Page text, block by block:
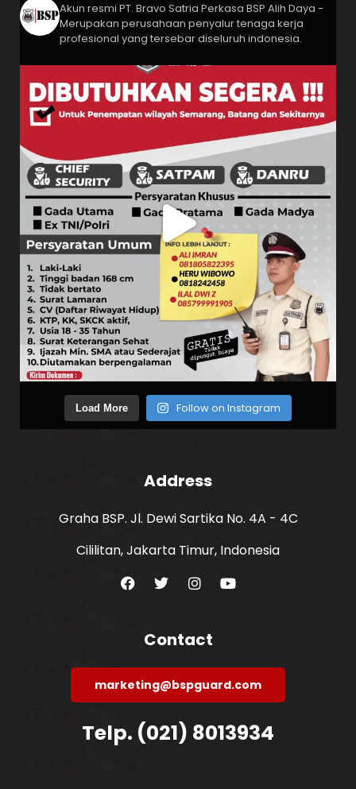
Akun resmi PT. Bravo Satria Perkasa BSP Alih Daya -
Merupakan perusahaan penyalur tenaga kerja
profesional yang tersebar diseluruh indonesia.
Load More Follow on Instagram
Address
Graha BSP. Jl. Dewi Sartika No. 4A - 4C
Cililitan, Jakarta Timur, Indonesia
Contact
marketing@bspguard.com
Telp. (021) 8013934